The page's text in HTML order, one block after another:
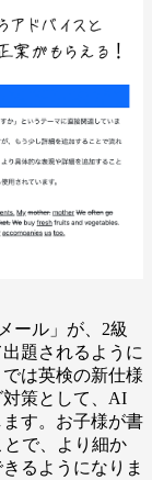
ール」が、2級
題されるように
は英検の新仕様
策として、AI
す。お子様が書
で、より細か
るようになりま